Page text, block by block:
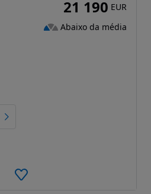
21 190 EUR
Abaixo da média